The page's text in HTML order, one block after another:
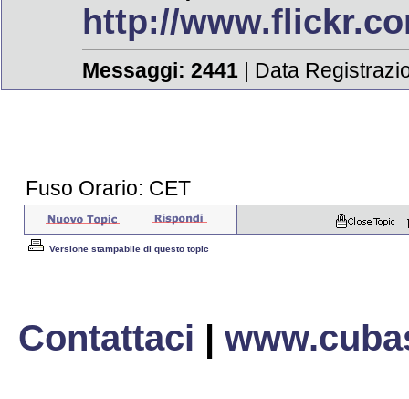
http://
Messaggi: 2441 | Data
Fuso Orario: CET
Versione stampabile di questo topic
Contattaci |